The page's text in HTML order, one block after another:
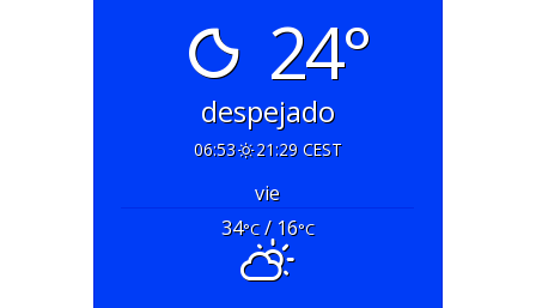
24°
despejado
06:53 21:29 CEST
vie
34°C/ 16°C